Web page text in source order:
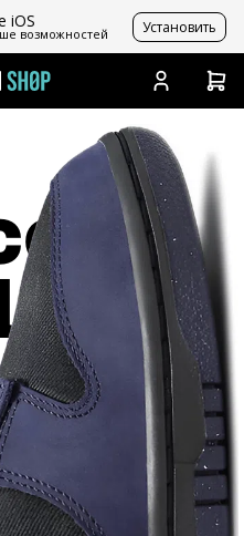
iOS
возможностей Установить